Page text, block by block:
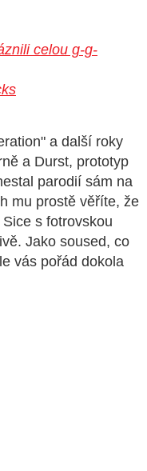
celou g-g-
a další roky
a Durst, prototyp
parodií sám na
mu prostě věříte, že
s fotrovskou
Jako soused, co
vás pořád dokola